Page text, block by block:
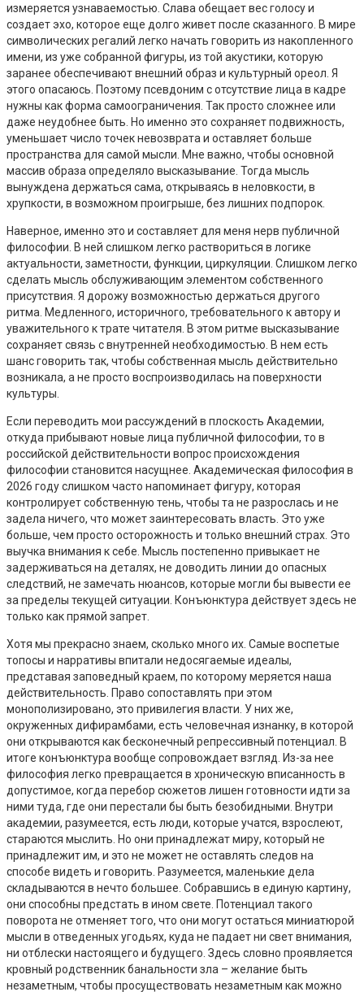
измеряется узнаваемостью. Слава обещает вес голосу и
создает эхо, которое еще долго живет после сказанного. В мире
символических регалий легко начать говорить из накопленного
имени, из уже собранной фигуры, из той акустики, которую
заранее обеспечивают внешний образ и культурный ореол. Я
этого опасаюсь. Поэтому псевдоним с отсутствие лица в кадре
нужны как форма самоограничения. Так просто сложнее или
даже неудобнее быть. Но именно это сохраняет подвижность,
уменьшает число точек невозврата и оставляет больше
пространства для самой мысли. Мне важно, чтобы основной
массив образа определяло высказывание. Тогда мысль
вынуждена держаться сама, открываясь в неловкости, в
хрупкости, в возможном проигрыше, без лишних подпорок.
Наверное, именно это и составляет для меня нерв публичной
философии. В ней слишком легко раствориться в логике
актуальности, заметности, функции, циркуляции. Слишком легко
сделать мысль обслуживающим элементом собственного
присутствия. Я дорожу возможностью держаться другого
ритма. Медленного, историчного, требовательного к автору и
уважительного к трате читателя. В этом ритме высказывание
сохраняет связь с внутренней необходимостью. В нем есть
шанс говорить так, чтобы собственная мысль действительно
возникала, а не просто воспроизводилась на поверхности
культуры.
Если переводить мои рассуждений в плоскость Академии,
откуда прибывают новые лица публичной философии, то в
российской действительности вопрос происхождения
философии становится насущнее. Академическая философия в
2026 году слишком часто напоминает фигуру, которая
контролирует собственную тень, чтобы та не разрослась и не
задела ничего, что может заинтересовать власть. Это уже
больше, чем просто осторожность и только внешний страх. Это
выучка внимания к себе. Мысль постепенно привыкает не
задерживаться на деталях, не доводить линии до опасных
следствий, не замечать нюансов, которые могли бы вывести ее
за пределы текущей ситуации. Конъюнктура действует здесь не
только как прямой запрет.
Хотя мы прекрасно знаем, сколько много их. Самые воспетые
топосы и нарративы впитали недосягаемые идеалы,
представая заповедный краем, по которому меряется наша
действительность. Право сопоставлять при этом
монополизировано, это привилегия власти. У них же,
окруженных дифирамбами, есть человечная изнанку, в которой
они открываются как бесконечный репрессивный потенциал. В
итоге конъюнктура вообще сопровождает взгляд. Из-за нее
философия легко превращается в хроническую вписанность в
допустимое, когда перебор сюжетов лишен готовности идти за
ними туда, где они перестали бы быть безобидными. Внутри
академии, разумеется, есть люди, которые учатся, взрослеют,
стараются мыслить. Но они принадлежат миру, который не
принадлежит им, и это не может не оставлять следов на
способе видеть и говорить. Разумеется, маленькие дела
складываются в нечто большее. Собравшись в единую картину,
они способны предстать в ином свете. Потенциал такого
поворота не отменяет того, что они могут остаться миниатюрой
мысли в отведенных угодьях, куда не падает ни свет внимания,
ни отблески настоящего и будущего. Здесь словно проявляется
кровный родственник банальности зла – желание быть
незаметным, чтобы просуществовать незаметным как можно